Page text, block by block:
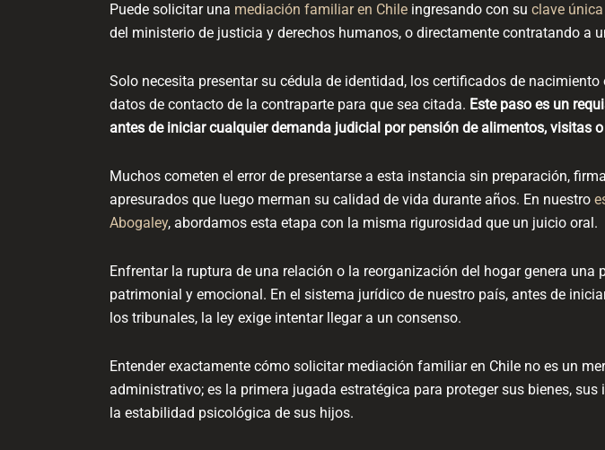
Puede solicitar una mediación familiar en Chile ingresando con su clave única
del ministerio de justicia y derechos humanos, o directamente contratando a
Solo necesita presentar su cédula de identidad, los certificados de
datos de contacto de la contraparte para que sea citada. Este paso es un
antes de iniciar cualquier demanda judicial por pensión de alimentos, visitas
Muchos cometen el error de presentarse a esta instancia sin preparación,
apresurados que luego merman su calidad de vida durante años. En nuestro
Abogaley, abordamos esta etapa con la misma rigurosidad que un juicio oral.
Enfrentar la ruptura de una relación o la reorganización del hogar genera una
patrimonial y emocional. En el sistema jurídico de nuestro país, antes de
los tribunales, la ley exige intentar llegar a un consenso.
Entender exactamente cómo solicitar mediación familiar en Chile no es un
administrativo; es la primera jugada estratégica para proteger sus bienes, sus
la estabilidad psicológica de sus hijos.